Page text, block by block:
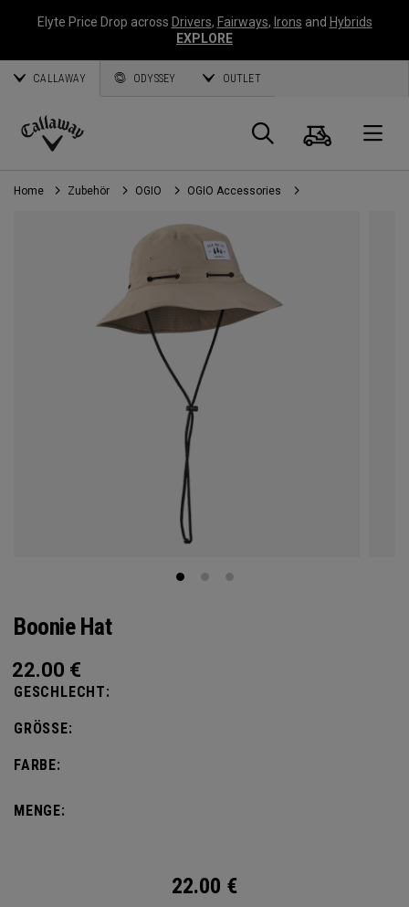
Elyte Price Drop across Drivers, Fairways, Irons and Hybrids
EXPLORE
CALLAWAY ODYSSEY OUTLET
Callaway
Golf
Suche
Home Zubehör OGIO OGIO Accessories
Boonie Hat
22.00 €
GESCHLECHT:
GRÖSSE:
FARBE:
MENGE:
22.00 €